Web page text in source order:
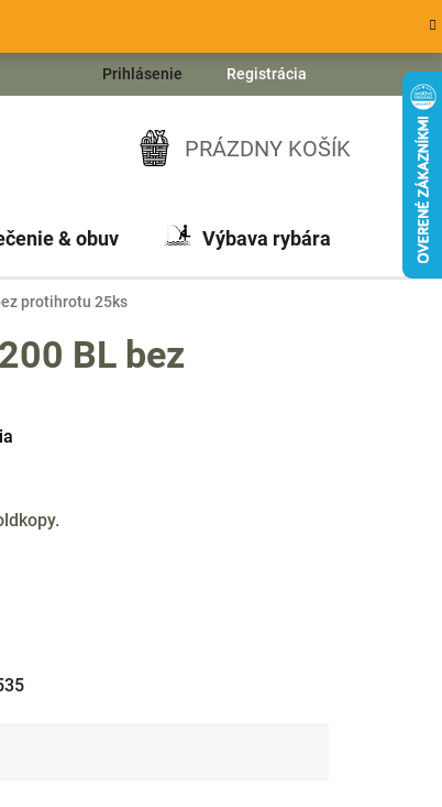
Prihlásenie Registrácia
NÁKUPNÝ
KOŠÍK
PRÁZDNY KOŠÍK
& obuv Výbava rybára
protihrotu 25ks
BL bez